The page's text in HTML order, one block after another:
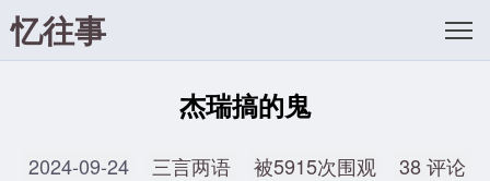
忆往事
杰瑞搞的鬼
2024-09-24 三言两语 被5915次围观 38 评论